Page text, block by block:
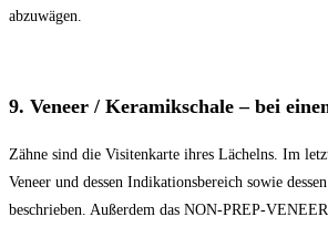
abzuwägen.
9. Veneer / Keramikschale – bei
Zähne sind die Visitenkarte ihres Lächelns. Im
Veneer und dessen Indikationsbereich sowie
beschrieben. Außerdem das NON-PREP-